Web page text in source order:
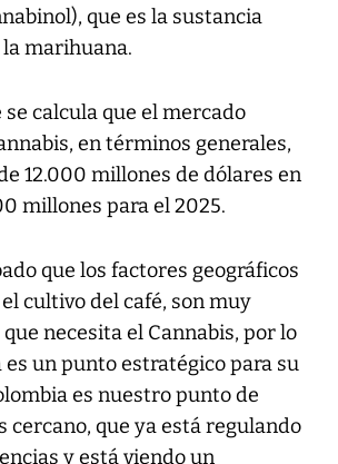
que es la sustancia
marihuana.
se calcula que el mercado
en términos generales,
12.000 millones de dólares en
millones para el 2025.
que los factores geográficos
cultivo del café, son muy
necesita el Cannabis, por lo
es un punto estratégico para su
es nuestro punto de
cercano, que ya está regulando
y está viendo un